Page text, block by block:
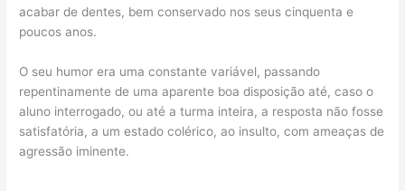
acabar de dentes, bem conservado nos seus cinquenta e
poucos anos.
O seu humor era uma constante variável, passando
repentinamente de uma aparente boa disposição até, caso o
aluno interrogado, ou até a turma inteira, a resposta não fosse
satisfatória, a um estado colérico, ao insulto, com ameaças de
agressão iminente.